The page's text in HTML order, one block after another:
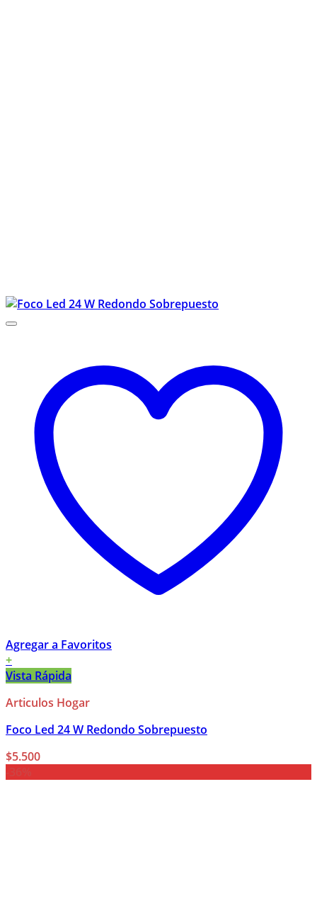
Agregar a Favoritos
+
Vista Rápida
Articulos Hogar
Foco Led 24 W Redondo Sobrepuesto
$5.500